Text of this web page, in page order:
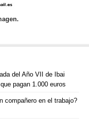
del Año VII de Ibai
pagan 1.000 euros
compañero en el trabajo?